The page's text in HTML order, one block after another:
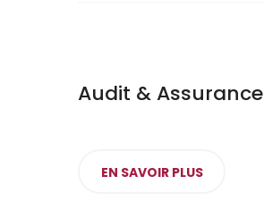
Audit & Assurance
EN SAVOIR PLUS